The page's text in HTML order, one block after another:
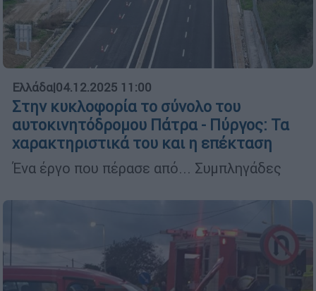
Ελλάδα|04.12.2025 11:00
Στην κυκλοφορία το σύνολο του
αυτοκινητόδρομου Πάτρα - Πύργος: Τα
χαρακτηριστικά του και η επέκταση
Ένα έργο που πέρασε από... Συμπληγάδες